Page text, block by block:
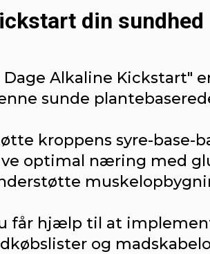
din sundhed
Dage Alkaline Kickstart"
sunde
kroppens syre-base-
optimal næring med
får hjælp til at
og